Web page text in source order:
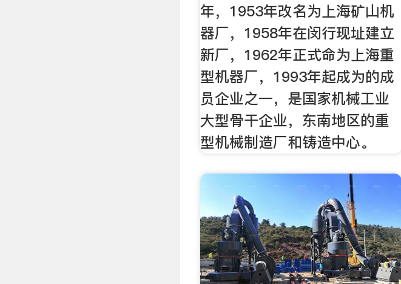
年，1953年改名为上海矿山机
器厂，1958年在闵行现址建立
新厂，1962年正式命为上海重
型机器厂，1993年起成为的成
员企业之一，是国家机械工业
大型骨干企业，东南地区的重
型机械制造厂和铸造中心。